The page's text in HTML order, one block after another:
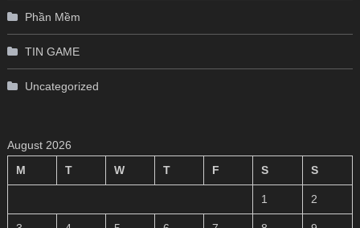
Phần Mềm
TIN GAME
Uncategorized
August 2026
M
T W T F S S
1 2